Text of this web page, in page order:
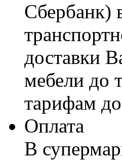
Сбербанк)
доставки
мебели до
тарифам
Оплата
В